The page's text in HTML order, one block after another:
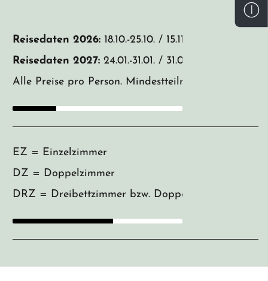
Reisedaten 2026: 18.10.-25.10. / 15.11.-22.11.
Reisedaten 2027: 24.01.-31.01. / 31.01.-07.02. / 07.02.-
Alle Preise pro Person. Mindestteilnehmerzahl 6
EZ = Einzelzimmer
DZ = Doppelzimmer
DRZ = Dreibettzimmer bzw. Doppelzimmer mit